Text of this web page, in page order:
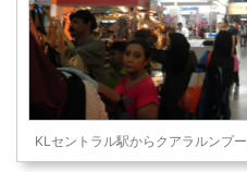
KLセントラル駅からクアラルンプ